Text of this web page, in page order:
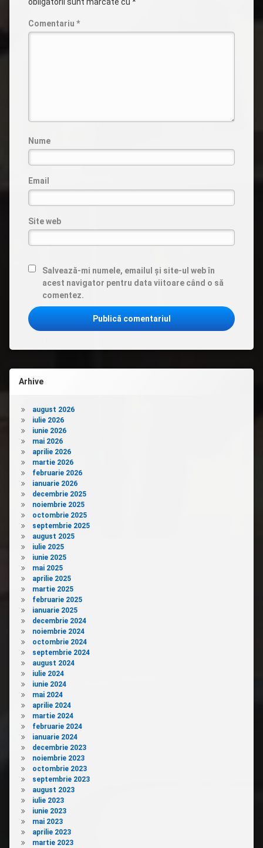
Comentariu *
Nume
Email
Site web
Salvează-mi numele, emailul și site-ul web în
acest navigator pentru data viitoare când o să
comentez.
Arhive
august 2026
iulie 2026
iunie 2026
mai 2026
aprilie 2026
martie 2026
februarie 2026
ianuarie 2026
decembrie 2025
noiembrie 2025
octombrie 2025
septembrie 2025
august 2025
iulie 2025
iunie 2025
mai 2025
aprilie 2025
martie 2025
februarie 2025
ianuarie 2025
decembrie 2024
noiembrie 2024
octombrie 2024
septembrie 2024
august 2024
iulie 2024
iunie 2024
mai 2024
aprilie 2024
martie 2024
februarie 2024
ianuarie 2024
decembrie 2023
noiembrie 2023
octombrie 2023
septembrie 2023
august 2023
iulie 2023
iunie 2023
mai 2023
aprilie 2023
martie 2023